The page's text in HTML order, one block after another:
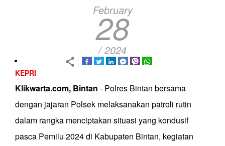
February
28
/ 2024
KEPRI
Klikwarta.com, Bintan - Polres Bintan bersama
dengan jajaran Polsek melaksanakan patroli rutin
dalam rangka menciptakan situasi yang kondusif
pasca Pemilu 2024 di Kabupaten Bintan, kegiatan